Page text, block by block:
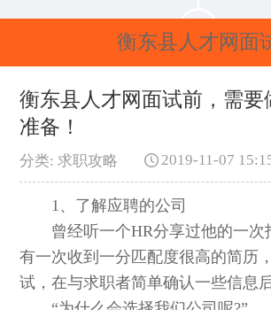
衡东县人才网面
前，需要做好这
衡东县人才网面试前，需要
准备！
分类: 求职攻略 2019-11-07
1、了解应聘的公司
曾经听一个HR分享过他的一次
有一次收到一分匹配度很高的简历
试，在与求职者简单确认一些信息